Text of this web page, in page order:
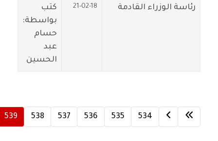
رئاسة الوزراء القادمة 21-02-18
كتب
بواسطة:
حسام
عبد
الحسين
534
535
536
537
538
539